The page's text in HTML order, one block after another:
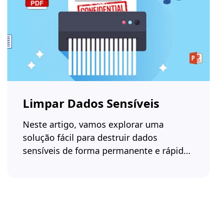
Limpar Dados Sensíveis
Neste artigo, vamos explorar uma
solução fácil para destruir dados
sensíveis de forma permanente e rápida,